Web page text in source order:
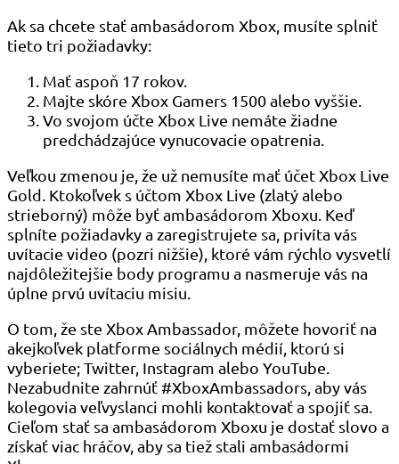
Ak sa chcete stať ambasádorom Xbox, musíte splniť
tieto tri požiadavky:
Mať aspoň 17 rokov.
Majte skóre Xbox Gamers 1500 alebo vyššie.
Vo svojom účte Xbox Live nemáte žiadne
predchádzajúce vynucovacie opatrenia.
Veľkou zmenou je, že už nemusíte mať účet Xbox Live
Gold. Ktokoľvek s účtom Xbox Live (zlatý alebo
strieborný) môže byť ambasádorom Xboxu. Keď
splníte požiadavky a zaregistrujete sa, privíta vás
uvítacie video (pozri nižšie), ktoré vám rýchlo vysvetlí
najdôležitejšie body programu a nasmeruje vás na
úplne prvú uvítaciu misiu.
O tom, že ste Xbox Ambassador, môžete hovoriť na
akejkoľvek platforme sociálnych médií, ktorú si
vyberiete; Twitter, Instagram alebo YouTube.
Nezabudnite zahrnúť #XboxAmbassadors, aby vás
kolegovia veľvyslanci mohli kontaktovať a spojiť sa.
Cieľom stať sa ambasádorom Xboxu je dostať slovo a
získať viac hráčov, aby sa tiež stali ambasádormi